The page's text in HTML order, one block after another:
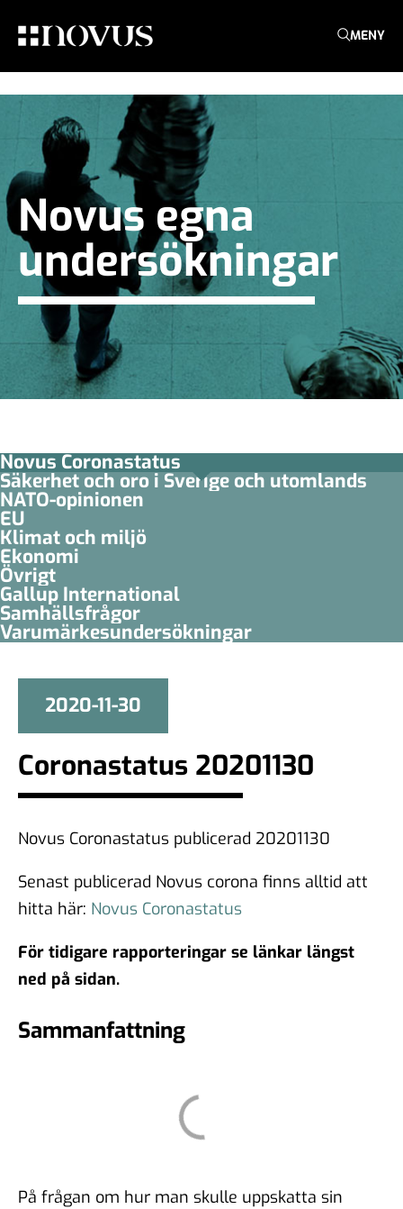
MENY
Novus egna
undersökningar
Novus Coronastatus
Säkerhet och oro i Sverige och utomlands
NATO-opinionen
EU
Klimat och miljö
Ekonomi
Övrigt
Gallup International
Samhällsfrågor
Varumärkesundersökningar
2020-11-30
Coronastatus 20201130
Novus Coronastatus publicerad 20201130
Senast publicerad Novus corona finns alltid att
hitta här: Novus Coronastatus
För tidigare rapporteringar se länkar längst
ned på sidan.
Sammanfattning
På frågan om hur man skulle uppskatta sin